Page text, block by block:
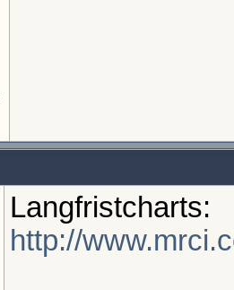
Langfristcharts:
http://